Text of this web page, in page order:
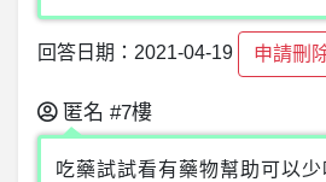
回答日期：2021-04-19 申請刪
匿名 #7樓
吃藥試試看有藥物幫助可以